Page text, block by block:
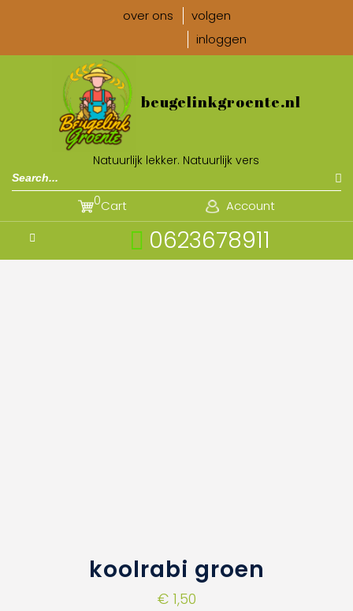
over ons
volgen
inloggen
beugelinkgroente.nl
Natuurlijk lekker. Natuurlijk vers
Cart
0 Account
0623678911
koolrabi groen
€1,50